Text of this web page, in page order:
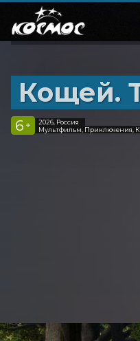
Кощей.
6 +
2026, Россия
Мультфильм, Приключения,